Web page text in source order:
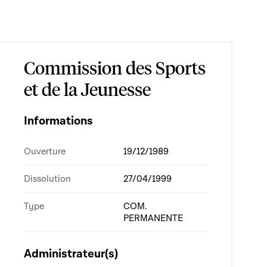
Commission des Sports
et de la Jeunesse
Informations
Ouverture 19/12/1989
Dissolution 27/04/1999
Type
COM.
PERMANENTE
Administrateur(s)